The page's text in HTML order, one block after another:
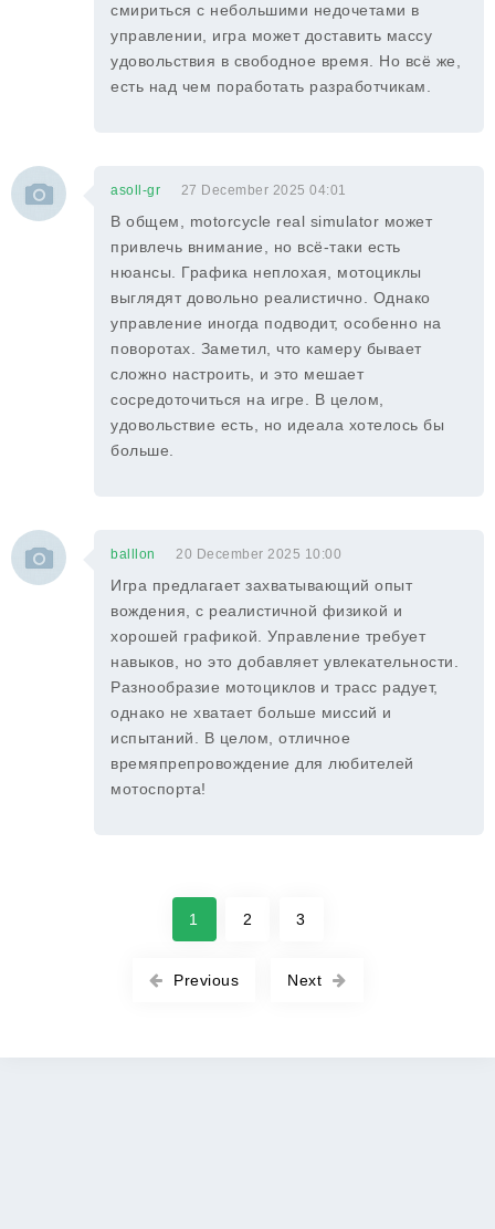
смириться с небольшими недочетами в
управлении, игра может доставить массу
удовольствия в свободное время. Но всё же,
есть над чем поработать разработчикам.
asoll-gr 27 December 2025 04:01
В общем, motorcycle real simulator может
привлечь внимание, но всё-таки есть
нюансы. Графика неплохая, мотоциклы
выглядят довольно реалистично. Однако
управление иногда подводит, особенно на
поворотах. Заметил, что камеру бывает
сложно настроить, и это мешает
сосредоточиться на игре. В целом,
удовольствие есть, но идеала хотелось бы
больше.
balllon 20 December 2025 10:00
Игра предлагает захватывающий опыт
вождения, с реалистичной физикой и
хорошей графикой. Управление требует
навыков, но это добавляет увлекательности.
Разнообразие мотоциклов и трасс радует,
однако не хватает больше миссий и
испытаний. В целом, отличное
времяпрепровождение для любителей
мотоспорта!
Previous
1 2 3
Next